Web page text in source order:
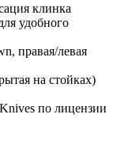
клинка
удобного
правая/левая
на стойках)
по лицензии